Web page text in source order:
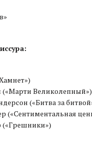
Великолепный»)
(«Битва за
(«Сентиментальная
(«Грешники»)